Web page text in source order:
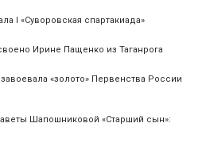
I «Суворовская спартакиада»
Ирине Пащенко из Таганрога
«золото» Первенства России
Шапошниковой «Старший сын»: